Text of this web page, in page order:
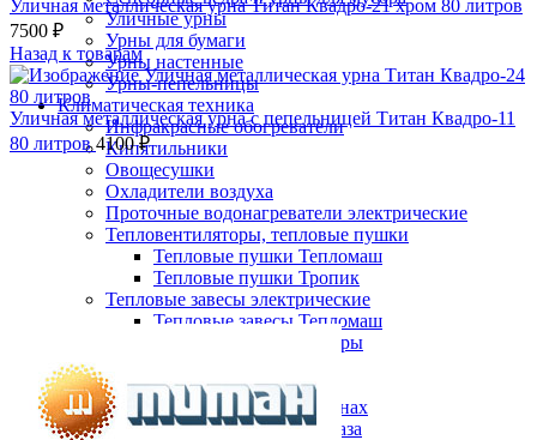
Уличные урны
Урны для бумаги
Урны настенные
Урны-пепельницы
Климатическая техника
Инфракрасные обогреватели
Кипятильники
Овощесушки
Охладители воздуха
Проточные водонагреватели электрические
Тепловентиляторы, тепловые пушки
Тепловые пушки Тепломаш
Тепловые пушки Тропик
Тепловые завесы электрические
Тепловые завесы Тепломаш
Электронные терморегуляторы
Пеленальные столы
Расходные материалы
Бумажные полотенца в рулонах
Бумажные сиденья для унитаза
Уличная металлическая урна Титан Квадро-21 хром 80 литров
7500 ₽
Назад к товарам
Уличная металлическая урна с пепельницей Титан Квадро-11
80 литров4100₽
Нажмите, чтобы увеличить